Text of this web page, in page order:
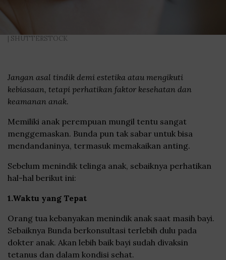
| SHUTTERSTOCK
Jangan asal tindik demi estetika atau mengikuti
kebiasaan, tetapi perhatikan faktor kesehatan dan
keamanan anak.
Memiliki anak perempuan mungil tentu sangat
menggemaskan. Bunda pun tak sabar untuk bisa
mendandaninya, termasuk memakaikan anting.
Sebelum menindik telinga anak, sebaiknya perhatikan
hal-hal berikut ini:
1.Waktu yang Tepat
Orang tua kebanyakan menindik anak saat masih bayi.
Sebaiknya Bunda berkonsultasi terlebih dulu pada
dokter anak. Akan lebih baik bayi sudah divaksin
tetanus dan dalam kondisi sehat.